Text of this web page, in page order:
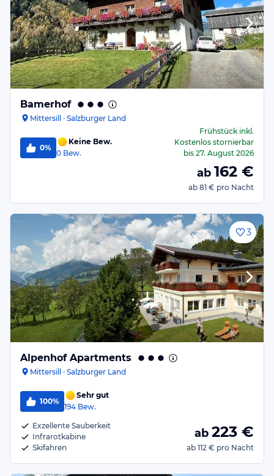
Bamerhof
Mittersill · Salzburger Land
0%
Keine Bew.
0 Bew.
Frühstückinkl.
Kostenlos stornierbar
bis 27. August 2026
ab 162 €
ab 81 € pro Nacht
3
Alpenhof Apartments
Mittersill · Salzburger Land
100%
Sehr gut
194 Bew.
Exzellente Sauberkeit
Infrarotkabine
Skifahren
ab 223 €
ab 112 € pro Nacht